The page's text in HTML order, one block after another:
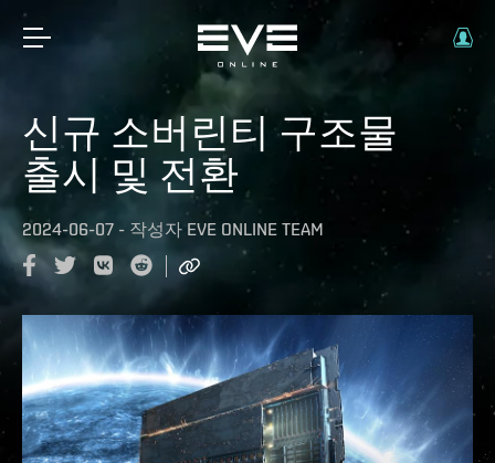
신규 소버린티 구조물
출시 및 전환
2024-06-07 - 작성자 EVE ONLINE TEAM